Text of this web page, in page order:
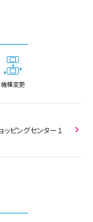
機種変更
ピングセンター１